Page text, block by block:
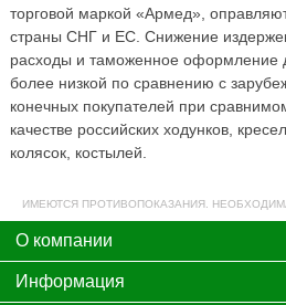
торговой маркой «Армед»,
страны СНГ и ЕС. Снижение
расходы и таможенное оформление
более низкой по сравнению с
конечных покупателей при
качестве российских ходунков,
колясок, костылей.
ИМЕЮТСЯ ПРОТИВОПОКАЗАНИЯ.
О компании
Информация